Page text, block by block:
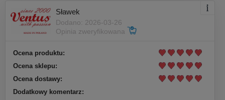
Sławek
Dodano: 2026-03-26
Opinia zweryfikowana
Ocena produktu:
Ocena sklepu:
Ocena dostawy:
Dodatkowy komentarz: